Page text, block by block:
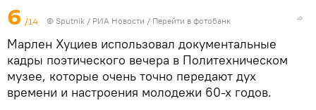
6 /14 © Sputnik / РИА Новости / Перейти в фотобанк
Марлен Хуциев использовал документальные
кадры поэтического вечера в Политехническом
музее, которые очень точно передают дух
времени и настроения молодежи 60-х годов.